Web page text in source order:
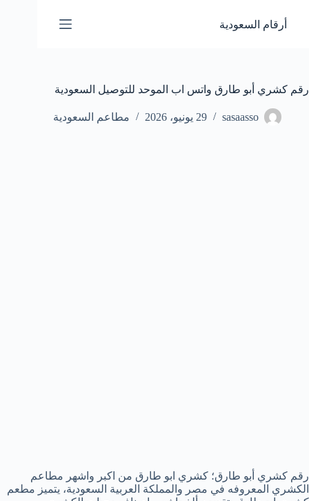
المحتوى
أرقام السعودية
رقم كشري أبو طارق واتس اب الموحد للتوصيل السعودية
sasaasso 29 يونيو، 2026 مطاعم السعودية
رقم كشري أبو طارق؛ كشري ابو طارق من اكبر واشهر مطاعم
الكشري المعروفه في مصر والمملكة العربية السعودية، يتميز مطعم